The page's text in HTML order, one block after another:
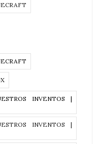
INVENTOS |
INVENTOS |